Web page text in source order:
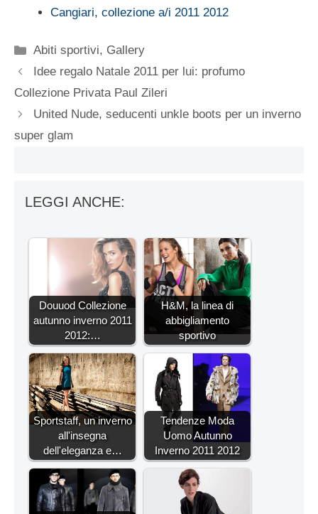
Cangiari, collezione a/i 2011 2012
Categorie
Abiti sportivi, Gallery
Idee regalo Natale 2011 per lui: profumo
Collezione Privata Paul Zileri
United Nude, seducenti unkle boots per un inverno
super glam
LEGGI ANCHE:
Douuod Collezione
autunno inverno 2011
2012:…
H&M, la linea di
abbigliamento
sportivo
Sportstaff, un inverno
all'insegna
dell'eleganza e…
Tendenze Moda
Uomo Autunno
Inverno 2011 2012